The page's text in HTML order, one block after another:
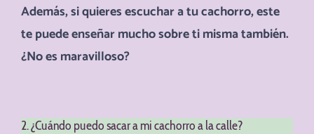
Además, si quieres escuchar a tu cachorro, este
te puede enseñar mucho sobre ti misma también.
¿No es maravilloso?
2. ¿Cuándo puedo sacar a mi cachorro a la calle?